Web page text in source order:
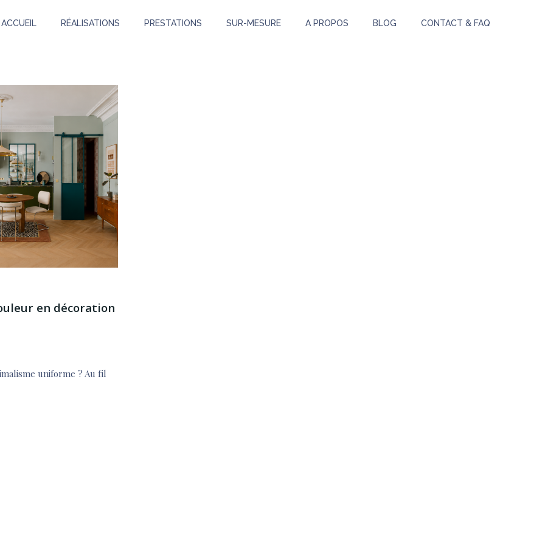
ACCUEIL RÉALISATIONS PRESTATIONS SUR-MESURE A PROPOS BLOG CONTACT & FAQ
en décoration
uniforme ? Au fil